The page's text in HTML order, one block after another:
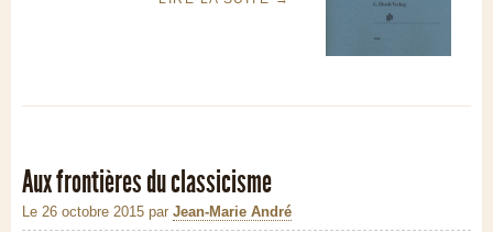
Aux frontières du classicisme
Le 26 octobre 2015 par Jean-Marie André